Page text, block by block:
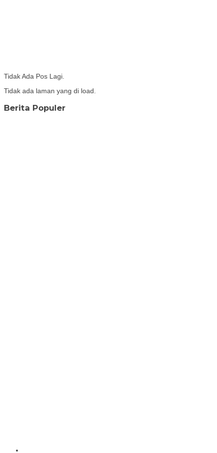
Tidak Ada Pos Lagi.
Tidak ada laman yang di load.
Berita Populer